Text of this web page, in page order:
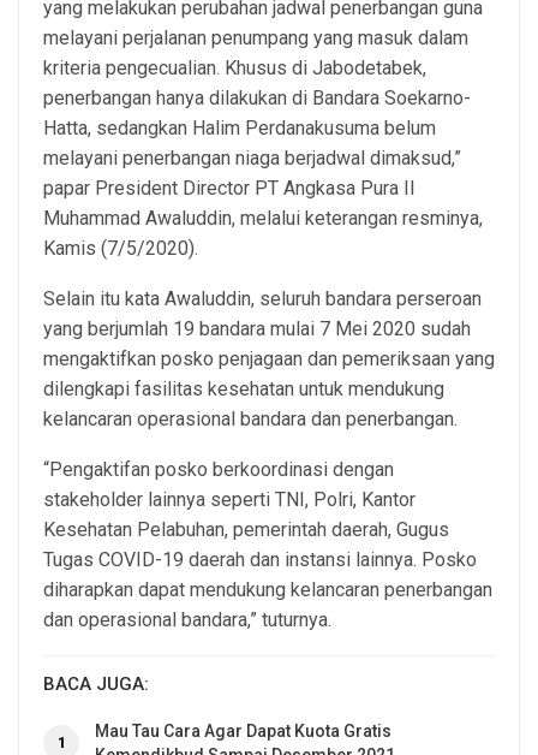
yang melakukan perubahan jadwal penerbangan guna
melayani perjalanan penumpang yang masuk dalam
kriteria pengecualian. Khusus di Jabodetabek,
penerbangan hanya dilakukan di Bandara Soekarno-
Hatta, sedangkan Halim Perdanakusuma belum
melayani penerbangan niaga berjadwal dimaksud,”
papar President Director PT Angkasa Pura II
Muhammad Awaluddin, melalui keterangan resminya,
Kamis (7/5/2020).
Selain itu kata Awaluddin, seluruh bandara perseroan
yang berjumlah 19 bandara mulai 7 Mei 2020 sudah
mengaktifkan posko penjagaan dan pemeriksaan yang
dilengkapi fasilitas kesehatan untuk mendukung
kelancaran operasional bandara dan penerbangan.
“Pengaktifan posko berkoordinasi dengan
stakeholder lainnya seperti TNI, Polri, Kantor
Kesehatan Pelabuhan, pemerintah daerah, Gugus
Tugas COVID-19 daerah dan instansi lainnya. Posko
diharapkan dapat mendukung kelancaran penerbangan
dan operasional bandara,” tuturnya.
BACA JUGA:
1
Mau Tau Cara Agar Dapat Kuota Gratis